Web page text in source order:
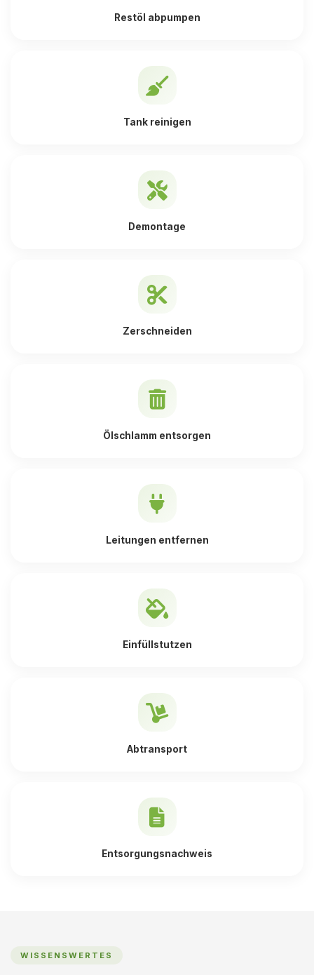
Restöl abpumpen
Tank reinigen
Demontage
Zerschneiden
Ölschlamm entsorgen
Leitungen entfernen
Einfüllstutzen
Abtransport
Entsorgungsnachweis
WISSENSWERTES